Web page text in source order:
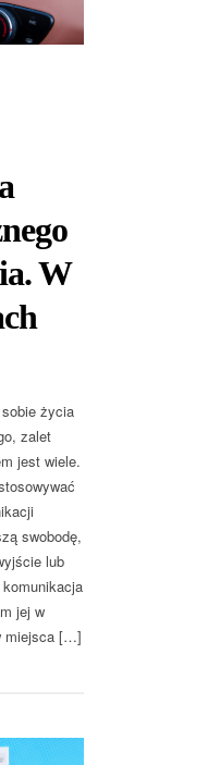
W
życia
zalet
jest wiele.
swobodę,
lub
jej w
miejsca […]